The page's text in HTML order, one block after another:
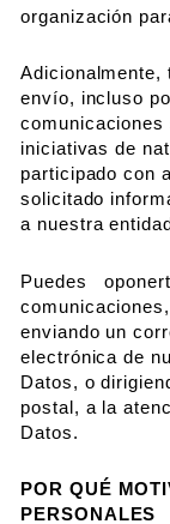
organización
Adicionalmente,
envío, incluso
iniciativas de
participado con
solicitado
a nuestra
Puedes
enviando un
electrónica de
Datos, o
postal, a la
Datos.
POR QUÉ
PERSONALES